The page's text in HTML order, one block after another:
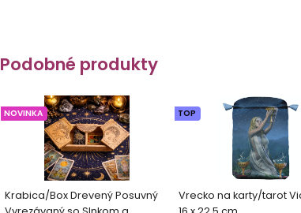
Podobné produkty
Krabica/Box Drevený Posuvný
NOVINKA
Vrecko na karty/tarot
TOP